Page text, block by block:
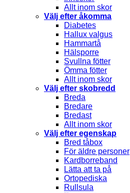
Allt inom skor
Välj efter åkomma
Diabetes
Hallux valgus
Hammartå
Hälsporre
Svullna fötter
Ömma fötter
Allt inom skor
Välj efter skobredd
Breda
Bredare
Bredast
Allt inom skor
Välj efter egenskap
Bred tåbox
För äldre personer
Kardborreband
Lätta att ta på
Ortopediska
Rullsula